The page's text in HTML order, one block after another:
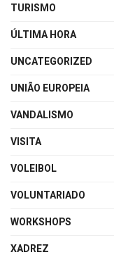
TURISMO
ÚLTIMA HORA
UNCATEGORIZED
UNIÃO EUROPEIA
VANDALISMO
VISITA
VOLEIBOL
VOLUNTARIADO
WORKSHOPS
XADREZ